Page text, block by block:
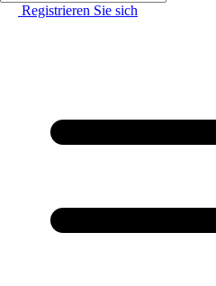
Registrieren Sie sich